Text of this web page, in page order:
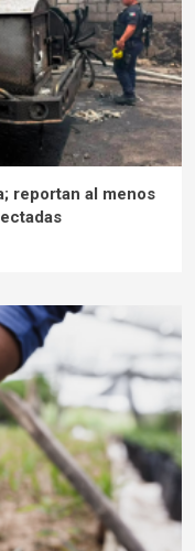
reportan al menos